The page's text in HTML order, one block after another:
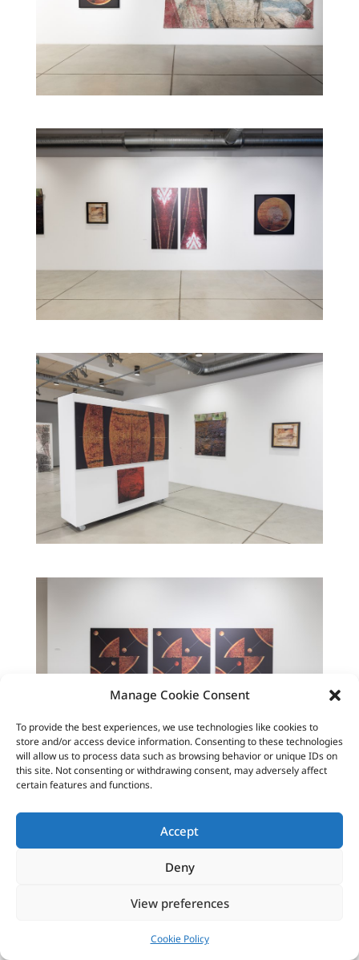
Manage Cookie Consent
To provide the best experiences, we use technologies like cookies to
store and/or access device information. Consenting to these technologies
will allow us to process data such as browsing behavior or unique IDs on
this site. Not consenting or withdrawing consent, may adversely affect
certain features and functions.
Accept
Deny
View preferences
Cookie Policy